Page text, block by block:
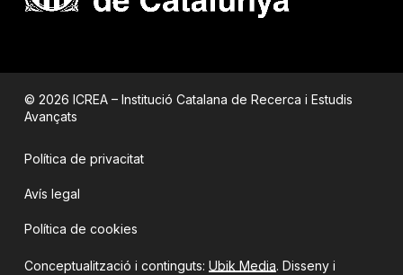
© 2026 ICREA – Institució Catalana de Recerca i Estudis
Avançats
Política de privacitat
Avís legal
Política de cookies
Conceptualització i continguts: Ubik Media. Disseny i